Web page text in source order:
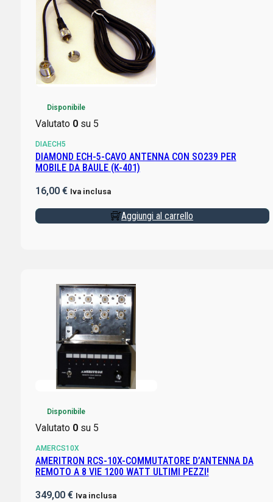
Disponibile
Valutato 0su 5
DIAECH5
DIAMOND ECH-5-CAVO ANTENNA CON SO239 PER
MOBILE DA BAULE (K-401)
16,00 € Iva inclusa
Aggiungi al carrello
Disponibile
Valutato 0su 5
AMERCS10X
AMERITRON RCS-10X-COMMUTATORE D’ANTENNA DA
REMOTO A 8 VIE 1200 WATT ULTIMI PEZZI!
349,00 € Iva inclusa